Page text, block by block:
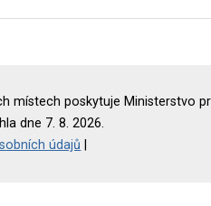
místech poskytuje Ministerstvo
dne 7. 8. 2026.
údajů